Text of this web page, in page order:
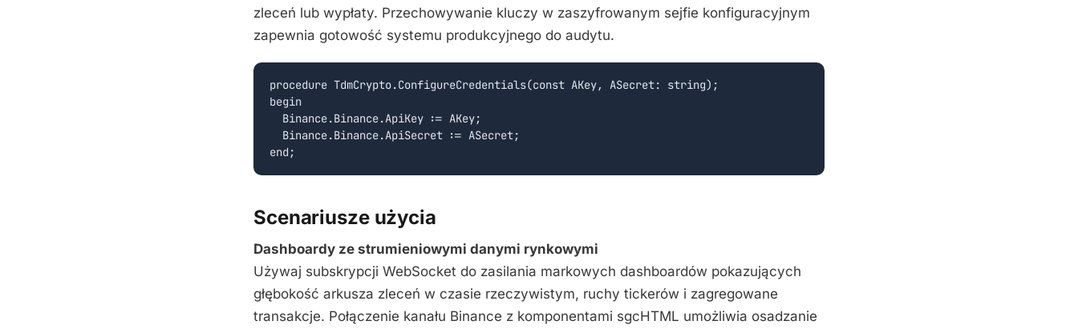
zleceń lub wypłaty. Przechowywanie kluczy w zaszyfrowanym sejfie konfiguracyjnym
zapewnia gotowość systemu produkcyjnego do audytu.
procedure TdmCrypto.ConfigureCredentials(const AKey, ASecret: string);
begin
  Binance.Binance.ApiKey := AKey;
  Binance.Binance.ApiSecret := ASecret;
Scenariusze użycia
Dashboardy ze strumieniowymi danymi rynkowymi
Używaj subskrypcji WebSocket do zasilania markowych dashboardów pokazujących
głębokość arkusza zleceń w czasie rzeczywistym, ruchy tickerów i zagregowane
transakcje. Połączenie kanału Binance z komponentami sgcHTML umożliwia osadzanie